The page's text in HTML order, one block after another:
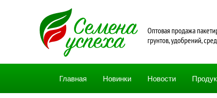
Oптовая продажа
грунтов, удобрений,
Главная Новинки Новости